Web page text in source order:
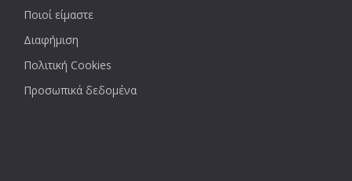
Ποιοί είμαστε
Διαφήμιση
Πολιτική Cookies
Προσωπικά δεδομένα